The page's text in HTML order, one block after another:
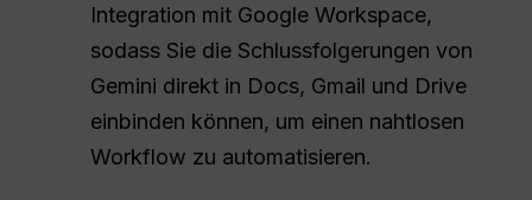
Integration mit Google Workspace,
sodass Sie die Schlussfolgerungen von
Gemini direkt in Docs, Gmail und Drive
einbinden können, um einen nahtlosen
Workflow zu automatisieren.